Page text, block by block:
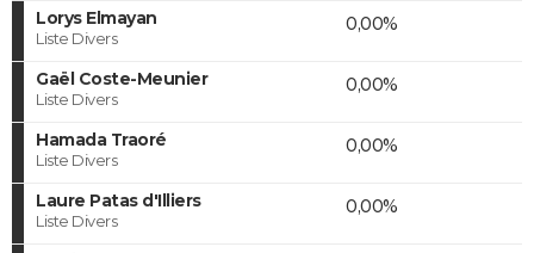
Lorys Elmayan
Liste Divers
0,00%
Gaël Coste-Meunier
Liste Divers
0,00%
Hamada Traoré
Liste Divers
0,00%
Laure Patas d'Illiers
Liste Divers
0,00%